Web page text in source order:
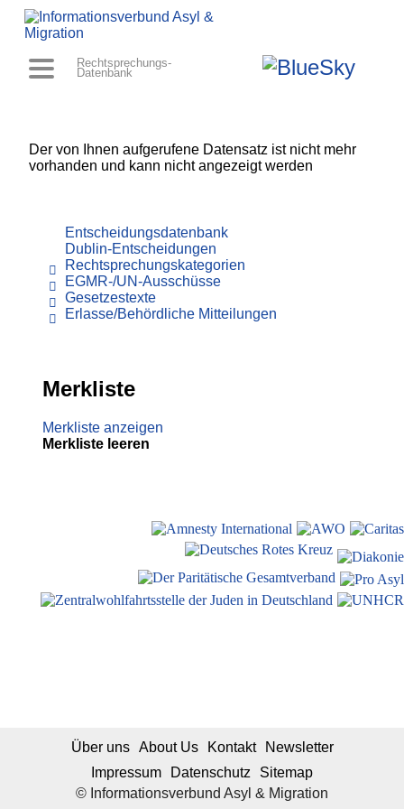
Rechtsprechungs-
Datenbank
Der von Ihnen aufgerufene Datensatz ist nicht mehr
vorhanden und kann nicht angezeigt werden
Entscheidungsdatenbank
Dublin-Entscheidungen
Rechtsprechungskategorien
EGMR-/UN-Ausschüsse
Gesetzestexte
Erlasse/Behördliche Mitteilungen
Merkliste
Merkliste anzeigen
Merkliste leeren
© Informationsverbund Asyl & Migration
Über uns About Us Kontakt
Newsletter
Impressum
Datenschutz Sitemap